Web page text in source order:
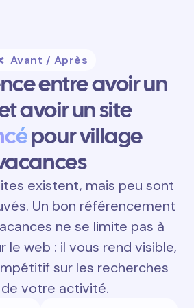
Avant / Après
entre avoir un
avoir un site
pour village
existent, mais peu sont
Un bon référencement
ne se limite pas à
le web : il vous rend visible,
sur les recherches
votre activité.